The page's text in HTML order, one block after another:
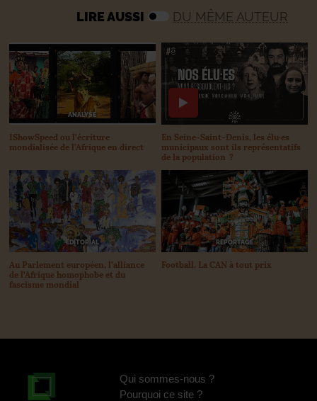
LIRE AUSSI DU MÊME AUTEUR
ANALYSE
IShowSpeed ou l’écriture
mondialisée de l’Afrique en direct
En Seine-Saint-Denis, les élu·es
municipaux sont ils représentatifs
de la population ?
ÉDITORIAL
Au Parlement européen, l’alliance
de l’Afrique homophobe et du
fascisme mondial
REPORTAGE
Football. La CAN à tout prix
Qui sommes-nous ?
Pourquoi ce site ?